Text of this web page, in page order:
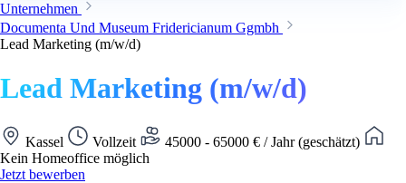
Unternehmen
Documenta Und Museum Fridericianum Ggmbh
Lead Marketing (m/w/d)
Lead Marketing (m/w/d)
Kassel Vollzeit
45000 - 65000 € / Jahr (geschätzt)
Kein Homeoffice möglich
Jetzt bewerben